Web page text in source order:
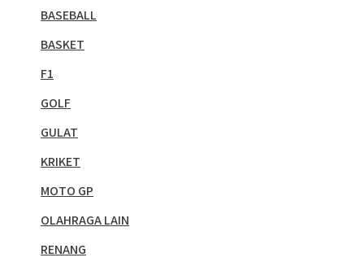
BASEBALL
BASKET
F1
GOLF
GULAT
KRIKET
MOTO GP
OLAHRAGA LAIN
RENANG